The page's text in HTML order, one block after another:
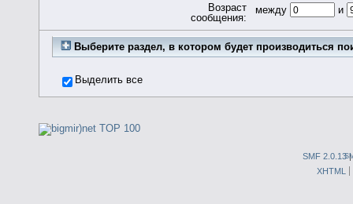
Возраст
сообщения:
между и
Выберите раздел, в котором будет производиться
Выделить все
SMF 2.0.13|
XHTML